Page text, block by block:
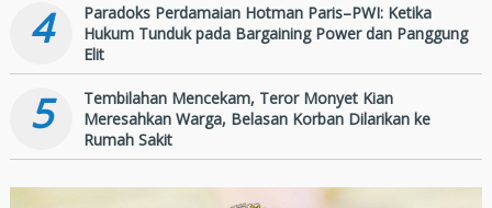
4
Paradoks Perdamaian Hotman Paris–PWI: Ketika
Hukum Tunduk pada Bargaining Power dan Panggung
Elit
5
Tembilahan Mencekam, Teror Monyet Kian
Meresahkan Warga, Belasan Korban Dilarikan ke
Rumah Sakit